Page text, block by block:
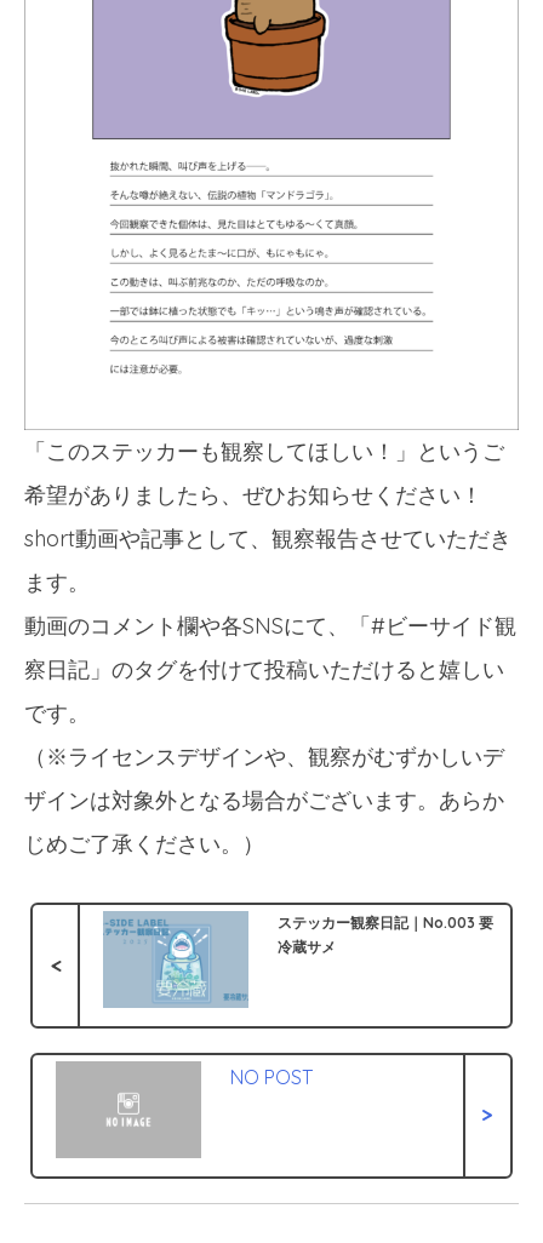
「このステッカーも観察してほしい！」というご
希望がありましたら、ぜひお知らせください！
short動画や記事として、観察報告させていただき
ます。
動画のコメント欄や各SNSにて、「#ビーサイド観
察日記」のタグを付けて投稿いただけると嬉しい
です。
（※ライセンスデザインや、観察がむずかしいデ
ザインは対象外となる場合がございます。あらか
じめご了承ください。）
<
ステッカー観察日記｜No.003 要
冷蔵サメ
NO POST
>